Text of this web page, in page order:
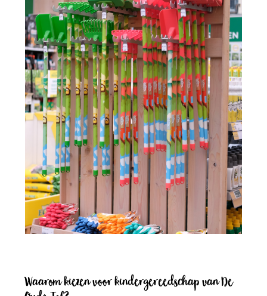
Waarom kiezen voor kindergereedschap van De